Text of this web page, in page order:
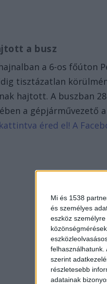
Mi és 1538
és személyes
eszköz
szerint
részletesebb
adatainak
a busz
a 6-os főúton
tisztázatlan
hajtott. A buszban
a gépjárművezető
éred el! A